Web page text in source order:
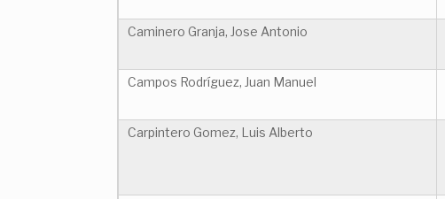
Caminero Granja, Jose Antonio
Campos Rodríguez, Juan Manuel
Carpintero Gomez, Luis Alberto